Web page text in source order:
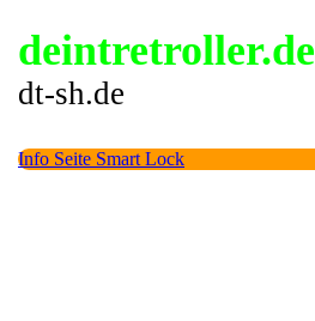
deintretroller.de
dt-sh.de
Info Seite Smart Lock